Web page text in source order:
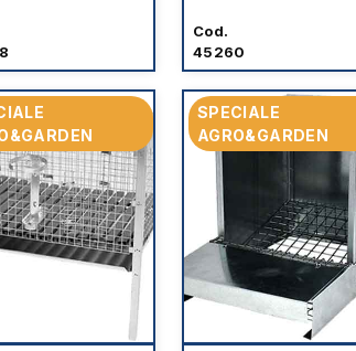
Cod.
45260
SPECIALE
AGRO&GARDEN